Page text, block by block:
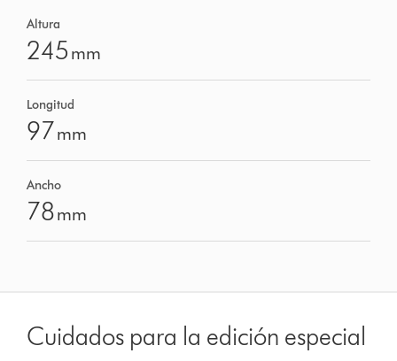
Altura
245 mm
Longitud
97mm
Ancho
78mm
Cuidados para la edición especial